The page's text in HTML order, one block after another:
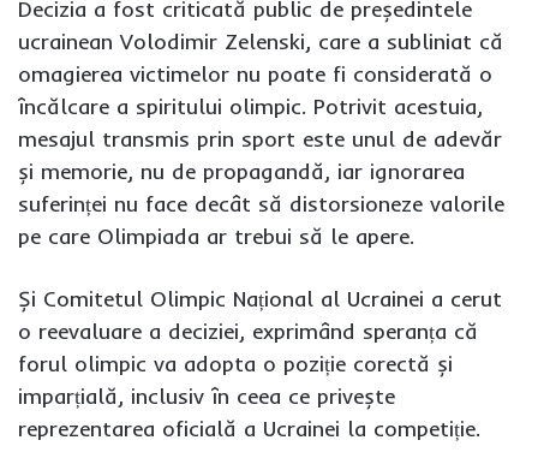
Decizia a fost criticată public de președintele
ucrainean Volodimir Zelenski, care a subliniat că
omagierea victimelor nu poate fi considerată o
încălcare a spiritului olimpic. Potrivit acestuia,
mesajul transmis prin sport este unul de adevăr
și memorie, nu de propagandă, iar ignorarea
suferinței nu face decât să distorsioneze valorile
pe care Olimpiada ar trebui să le apere.
Și Comitetul Olimpic Național al Ucrainei a cerut
o reevaluare a deciziei, exprimând speranța că
forul olimpic va adopta o poziție corectă și
imparțială, inclusiv în ceea ce privește
reprezentarea oficială a Ucrainei la competiție.